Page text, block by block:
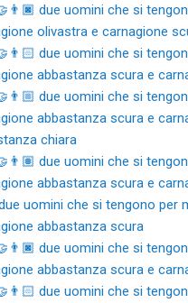
due uomini che si
olivastra e carnagione
due uomini che si
abbastanza scura e
due uomini che si
abbastanza scura e
chiara
due uomini che si
abbastanza scura e
uomini che si tengono per
abbastanza scura
due uomini che si
abbastanza scura e
due uomini che si